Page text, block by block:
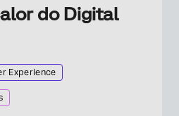
do Digital
Experience